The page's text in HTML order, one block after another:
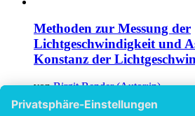
Methoden zur Messung der
Lichtgeschwindigkeit und
Konstanz der
vonBirgit Bender (Autor:in)
©1995 Examensarbeit